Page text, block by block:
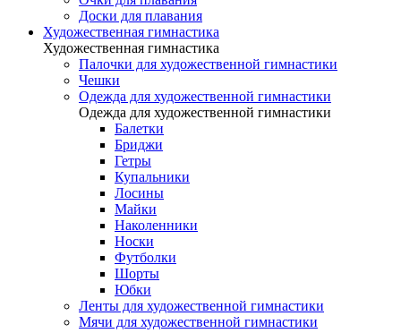
Доски для плавания
Художественная гимнастика
Художественная гимнастика
Палочки для художественной гимнастики
Чешки
Одежда для художественной гимнастики
Одежда для художественной гимнастики
Балетки
Бриджи
Гетры
Купальники
Лосины
Майки
Наколенники
Носки
Футболки
Шорты
Юбки
Ленты для художественной гимнастики
Мячи для художественной гимнастики